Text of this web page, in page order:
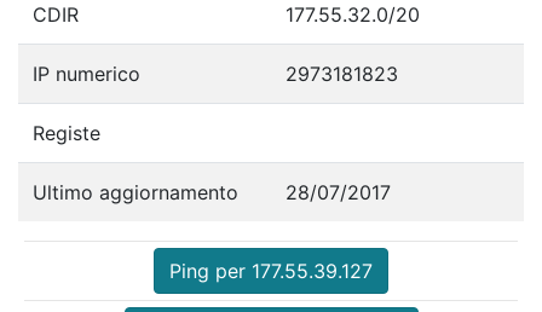
CDIR 177.55.32.0/20
IP numerico 2973181823
Registe
Ultimo aggiornamento 28/07/2017
Ping per 177.55.39.127